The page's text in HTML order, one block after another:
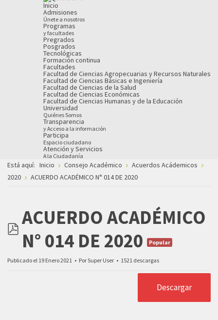
Inicio
Admisiones
Únete a nosotros
Programas
y facultades
Pregrados
Posgrados
Tecnológicas
Formación continua
Facultades
Facultad de Ciencias Agropecuarias y Recursos Naturales
Facultad de Ciencias Básicas e Ingeniería
Facultad de Ciencias de la Salud
Facultad de Ciencias Económicas
Facultad de Ciencias Humanas y de la Educación
Universidad
Quiénes Somos
Transparencia
y Acceso a la información
Participa
Espacio ciudadano
Atención y Servicios
A la Ciudadanía
Está aquí: Inicio Consejo Académico
Acuerdos Acádemicos
2020
ACUERDO ACADÉMICO N° 014 DE 2020
pdf
ACUERDO ACADÉMICO
N° 014 DE 2020
Popular
Publicado el 19 Enero 2021 PorSuper User 1521 descargas
Descargar